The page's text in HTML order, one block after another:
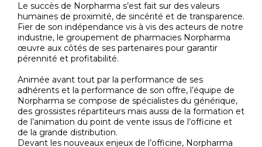
Le succès de Norpharma s’est fait sur des valeurs
humaines de proximité, de sincérité et de transparence.
Fier de son indépendance vis à vis des acteurs de notre
industrie, le groupement de pharmacies Norpharma
œuvre aux côtés de ses partenaires pour garantir
pérennité et profitabilité.
Animée avant tout par la performance de ses
adhérents et la performance de son offre, l’équipe de
Norpharma se compose de spécialistes du générique,
des grossistes répartiteurs mais aussi de la formation et
de l’animation du point de vente issus de l’officine et
de la grande distribution.
Devant les nouveaux enjeux de l’officine, Norpharma